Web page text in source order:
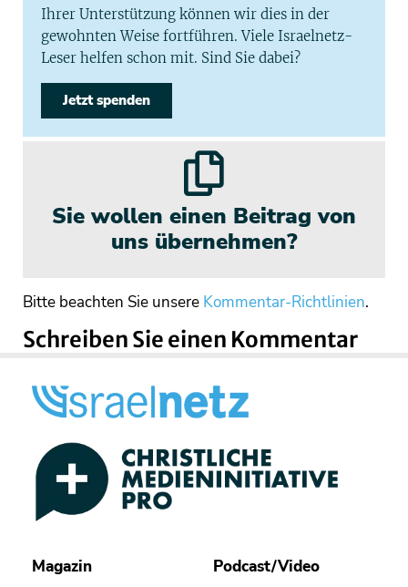
Ihrer Unterstützung können wir dies in der
gewohnten Weise fortführen. Viele Israelnetz-
Leser helfen schon mit. Sind Sie dabei?
Jetzt spenden
Sie wollen einen Beitrag von
uns übernehmen?
Bitte beachten Sie unsere Kommentar-Richtlinien.
Schreiben Sie einen Kommentar
Magazin
Podcast/Video